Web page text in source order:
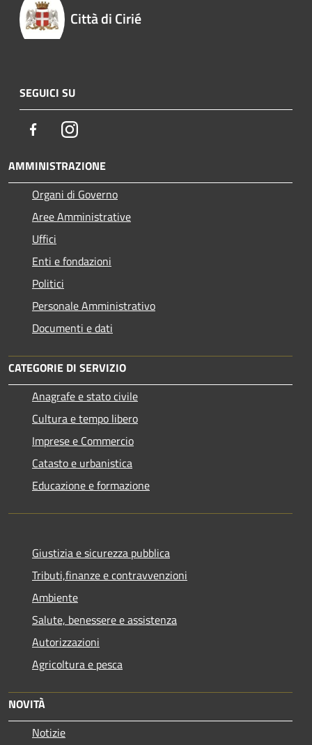
Città di Cirié
SEGUICI SU
FacebookInstagram
AMMINISTRAZIONE
Organi di Governo
Aree Amministrative
Uffici
Enti e fondazioni
Politici
Personale Amministrativo
Documenti e dati
CATEGORIE DI SERVIZIO
Anagrafe e stato civile
Cultura e tempo libero
Imprese e Commercio
Catasto e urbanistica
Educazione e formazione
Giustizia e sicurezza pubblica
Tributi,finanze e contravvenzioni
Ambiente
Salute, benessere e assistenza
Autorizzazioni
Agricoltura e pesca
NOVITÀ
Notizie